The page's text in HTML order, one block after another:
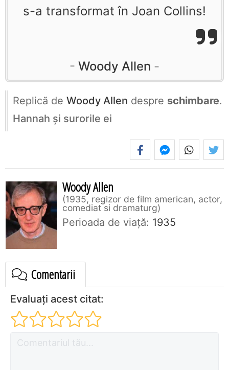
s-a transformat în Joan Collins!
Woody Allen
Replică de Woody Allen despre schimbare.
Hannah şi surorile ei
Woody Allen
1935, regizor de film american, actor,
comediat si dramaturg
Perioada de viaţă: 1935
Comentarii
Evaluați acest citat: